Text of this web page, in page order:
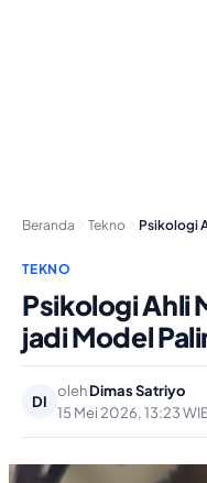
Beranda Tekno
TEKNO
Psikologi Ahli
jadi Model
DI
olehDimas Satriyo
15 Mei 2026, 13:23